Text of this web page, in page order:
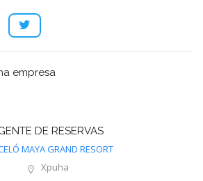
empresa
DE RESERVAS
MAYA GRAND RESORT
Xpuha